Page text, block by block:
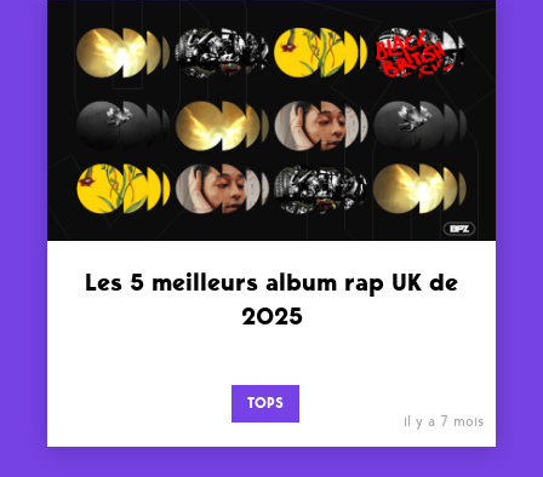
Les 5 meilleurs album rap UK de
2025
TOPS
il y a 7 mois